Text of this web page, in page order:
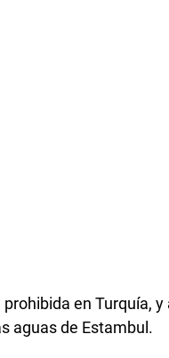
en Turquía,
aguas de Estambul.